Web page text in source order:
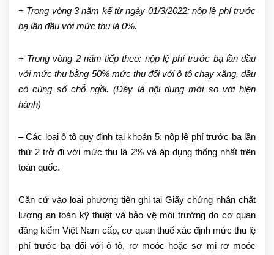
+ Trong vòng 3 năm kể từ ngày 01/3/2022: nộp lệ phí trước
bạ lần đầu với mức thu là 0%.
+ Trong vòng 2 năm tiếp theo: nộp lệ phí trước bạ lần đầu
với mức thu bằng 50% mức thu đối với ô tô chạy xăng, dầu
có cùng số chỗ ngồi. (Đây là nội dung mới so với hiện
hành)
– Các loại ô tô quy định tại khoản 5: nộp lệ phí trước bạ lần
thứ 2 trở đi với mức thu là 2% và áp dụng thống nhất trên
toàn quốc.
Căn cứ vào loại phương tiện ghi tại Giấy chứng nhận chất
lượng an toàn kỹ thuật và bảo vệ môi trường do cơ quan
đăng kiểm Việt Nam cấp, cơ quan thuế xác định mức thu lệ
phí trước bạ đối với ô tô, rơ moóc hoặc sơ mi rơ moóc